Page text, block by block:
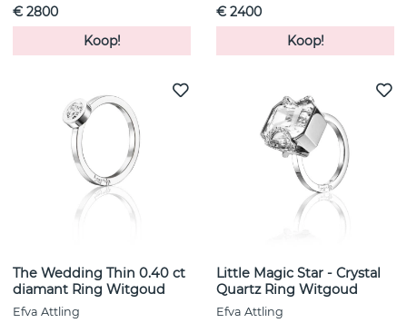
€ 2800
Koop!
€ 2400
Koop!
The Wedding Thin 0.40 ct
diamant Ring Witgoud
Efva Attling
Little Magic Star - Crystal
Quartz Ring Witgoud
Efva Attling